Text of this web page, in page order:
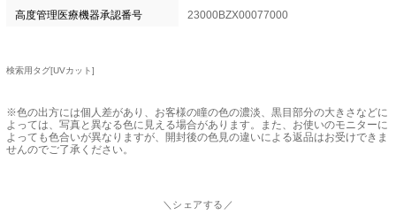
高度管理医療機器承認番号
23000BZX00077000
検索用タグ[UVカット]
※色の出方には個人差があり、お客様の瞳の色の濃淡、黒目部分の大きさなどに
よっては、写真と異なる色に見える場合があります。また、お使いのモニターに
よっても色合いが異なりますが、開封後の色見の違いによる返品はお受けできま
せんのでご了承ください。
＼シェアする／